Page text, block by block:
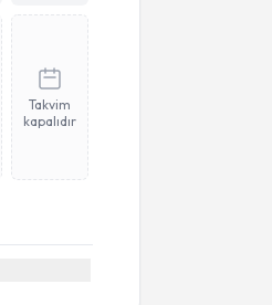
Takvim
kapalıdır